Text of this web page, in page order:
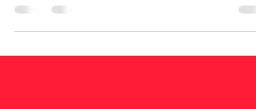
gratuitement chez Studio Groove 83.